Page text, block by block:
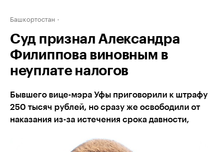
Башкортостан
Суд признал Александра
Филиппова виновным в
неуплате налогов
Бывшего вице-мэра Уфы приговорили к штрафу
250 тысяч рублей, но сразу же освободили от
наказания из-за истечения срока давности,